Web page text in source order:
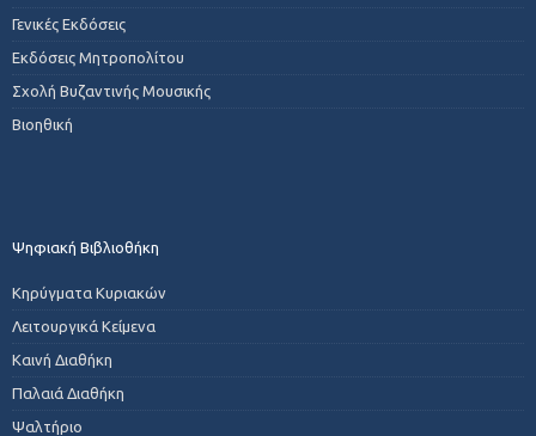
Γενικές Εκδόσεις
Εκδόσεις Μητροπολίτου
Σχολή Βυζαντινής Μουσικής
Βιοηθική
Ψηφιακή Βιβλιοθήκη
Κηρύγματα Κυριακών
Λειτουργικά Κείμενα
Καινή Διαθήκη
Παλαιά Διαθήκη
Ψαλτήριο